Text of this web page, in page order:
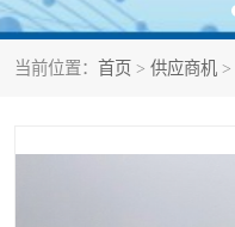
当前位置： 首页 > 供应商机 >
测试卡
X射线检测仪